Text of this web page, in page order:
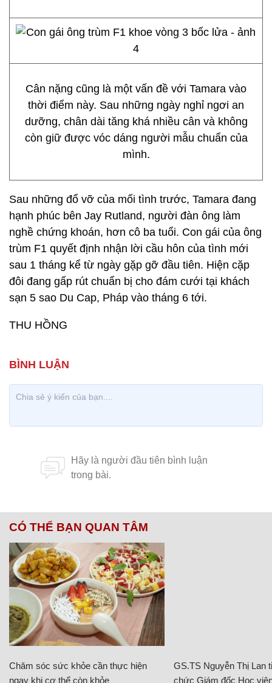
Cân nặng cũng là một vấn đề với Tamara vào
thời điểm này. Sau những ngày nghỉ ngơi an
dưỡng, chân dài tăng khá nhiều cân và không
còn giữ được vóc dáng người mẫu chuẩn của
mình.
Sau những đổ vỡ của mối tình trước, Tamara đang
hạnh phúc bên Jay Rutland, người đàn ông làm
nghề chứng khoán, hơn cô ba tuổi. Con gái của ông
trùm F1 quyết định nhận lời cầu hôn của tình mới
sau 1 tháng kể từ ngày gặp gỡ đầu tiên. Hiện cặp
đôi đang gấp rút chuẩn bị cho đám cưới tại khách
sạn 5 sao Du Cap, Pháp vào tháng 6 tới.
THU HỒNG
CÓ THỂ BẠN QUAN TÂM
Chăm sóc sức khỏe cần thực hiện
ngay khi cơ thể còn khỏe
GS.TS Nguyễn Thị Lan
chức Giám đốc Học